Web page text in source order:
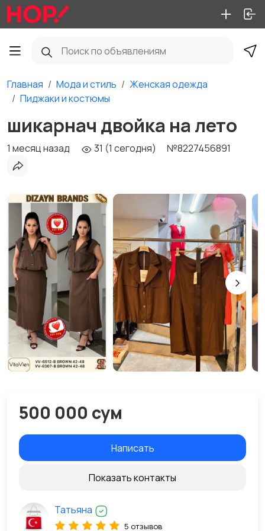
Главная Мода и стиль
Женская одежда
Пиджаки и костюмы
шикарнач двойка на лето
1 месяц назад 31 (1 сегодня) №8227456891
500 000 сум
Написать
Показать контакты
Татьяна
5 отзывов